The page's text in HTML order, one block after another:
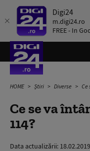
Digi24
m.digi24.ro
FREE - In
HOME Știri Diverse Ce
Ce se va
114?
Data actualizării: